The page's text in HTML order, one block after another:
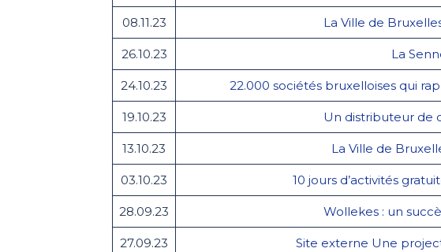
08.11.23 La Ville de
26.10.23 La
24.10.23 22.000 sociétés bruxelloises qui
19.10.23 Un distributeur de
13.10.23 La Ville de
03.10.23 10 jours d’activités
28.09.23 Wollekes : un
27.09.23 Site externe Une